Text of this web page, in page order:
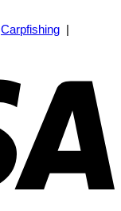
Carpfishing